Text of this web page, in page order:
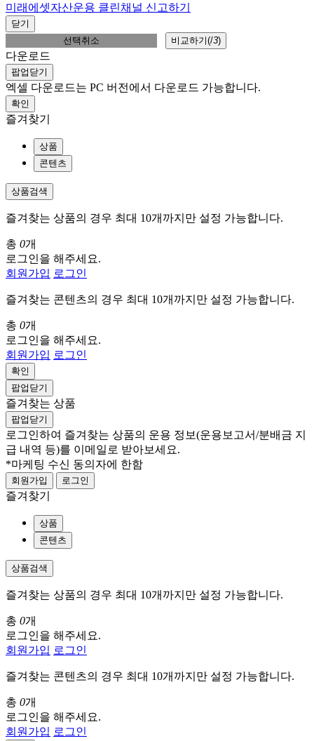
미래에셋자산운용 클린채널 신고하기
닫기
선택취소
비교하기(/3)
다운로드
팝업닫기
엑셀 다운로드는 PC 버전에서 다운로드 가능합니다.
확인
즐겨찾기
상품
콘텐츠
상품검색
즐겨찾는 상품의 경우 최대 10개까지만 설정 가능합니다.
총 0개
로그인을 해주세요.
회원가입 로그인
즐겨찾는 콘텐츠의 경우 최대 10개까지만 설정 가능합니다.
총 0개
로그인을 해주세요.
회원가입 로그인
확인
팝업닫기
즐겨찾는 상품
팝업닫기
로그인하여 즐겨찾는 상품의 운용 정보(운용보고서/분배금 지
급 내역 등)를 이메일로 받아보세요.
*마케팅 수신 동의자에 한함
회원가입 로그인
즐겨찾기
상품
콘텐츠
상품검색
즐겨찾는 상품의 경우 최대 10개까지만 설정 가능합니다.
총 0개
로그인을 해주세요.
회원가입 로그인
즐겨찾는 콘텐츠의 경우 최대 10개까지만 설정 가능합니다.
총 0개
로그인을 해주세요.
회원가입 로그인